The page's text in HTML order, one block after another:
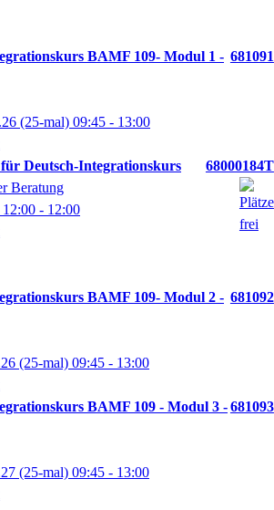
BAMF 109- Modul 1 - 681091
(25-mal) 09:45 - 13:00
Deutsch-Integrationskurs
68000184T
Beratung
12:00 - 12:00
BAMF 109- Modul 2 - 681092
(25-mal) 09:45 - 13:00
BAMF 109 - Modul 3 -681093
(25-mal) 09:45 - 13:00